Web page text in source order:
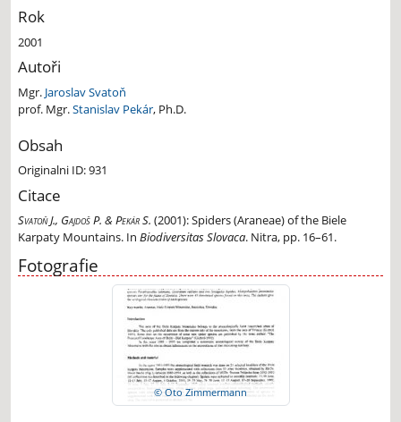
Rok
2001
Autoři
Mgr. Jaroslav Svatoň
prof. Mgr.Stanislav Pekár, Ph.D.
Obsah
Originalni ID: 931
Citace
Svatoň J., Gajdoš P. & Pekár S. (2001):Spiders (Araneae) of the Biele
Karpaty Mountains. In Biodiversitas Slovaca. Nitra, pp. 16–61.
Fotografie
© Oto Zimmermann